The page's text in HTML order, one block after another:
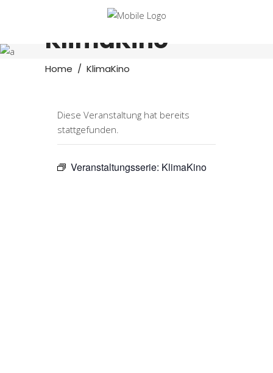
KlimaKino
Home / KlimaKino
Diese Veranstaltung hat bereits
stattgefunden.
Veranstaltungsserie: KlimaKino